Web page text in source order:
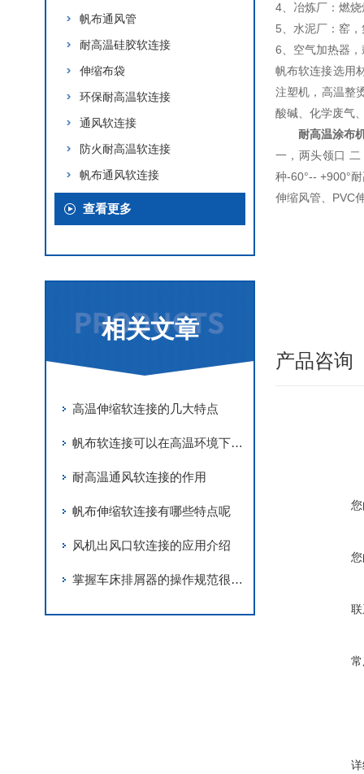
帆布通风管
耐高温硅胶软连接
伸缩布袋
环保耐高温软连接
通风软连接
防火耐高温软连接
帆布通风软连接
查看更多
相关文章
高温伸缩软连接的几大特点
帆布软连接可以在高温环境下正常使用
耐高温通风软连接的作用
帆布伸缩软连接有哪些特点呢
风机出风口软连接的应用介绍
掌握车床排屑器的操作规范很重要
4、冶炼厂：燃
5、水泥厂：窑
6、空气加热器
帆布软连接选用
注塑机，高温整
酸碱、化学废气
耐高温涂布
一，两头领口
种-60°-- +900°
伸缩风管、PVC
产品咨询